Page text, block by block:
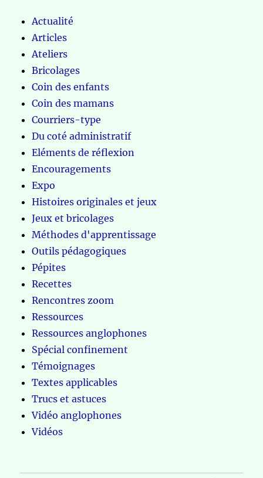
Actualité
Articles
Ateliers
Bricolages
Coin des enfants
Coin des mamans
Courriers-type
Du coté administratif
Eléments de réflexion
Encouragements
Expo
Histoires originales et jeux
Jeux et bricolages
Méthodes d'apprentissage
Outils pédagogiques
Pépites
Recettes
Rencontres zoom
Ressources
Ressources anglophones
Spécial confinement
Témoignages
Textes applicables
Trucs et astuces
Vidéo anglophones
Vidéos